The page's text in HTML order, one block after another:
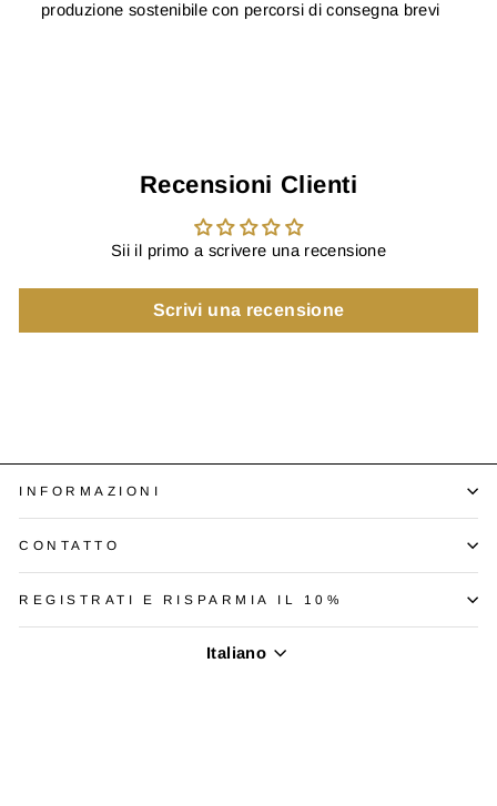
produzione sostenibile con percorsi di consegna brevi
Recensioni Clienti
Sii il primo a scrivere una recensione
Scrivi una recensione
INFORMAZIONI
CONTATTO
REGISTRATI E RISPARMIA IL 10%
Lingua
Italiano